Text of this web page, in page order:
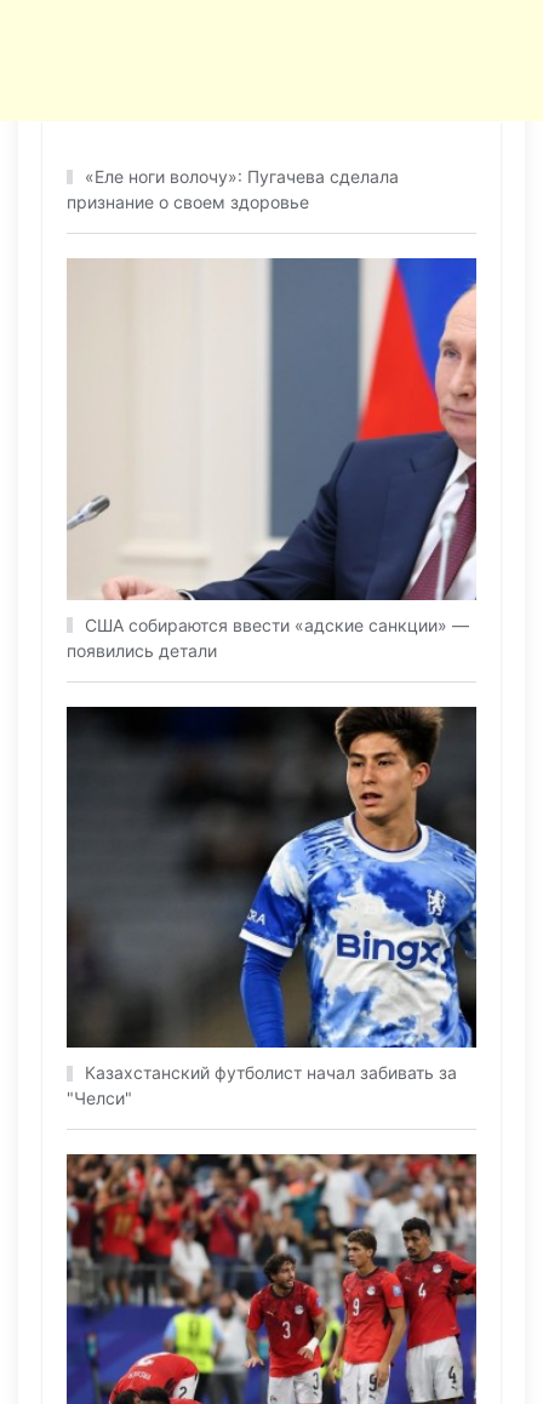
«Еле ноги волочу»: Пугачева сделала
признание о своем здоровье
США собираются ввести «адские санкции» —
появились детали
Казахстанский футболист начал забивать за
"Челси"